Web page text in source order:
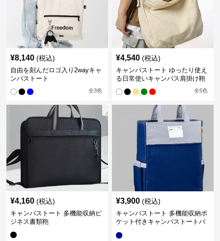
¥8,140 (税込)
自由を刻んだロゴ入り2wayキャ
ンバストート
全3色
¥4,540 (税込)
キャンバストート ゆったり使え
る日常使いキャンバス肩掛け鞄
全5色
¥4,160 (税込)
キャンバストート 多機能収納ビ
ジネス書類鞄
¥3,900 (税込)
キャンバストート 多機能収納ポ
ケット付きキャンバストートバ